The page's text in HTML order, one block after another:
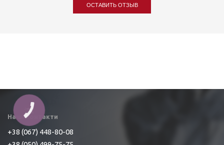
ОСТАВИТЬ ОТЗЫВ
Наші контакти
+38 (067) 448-80-08